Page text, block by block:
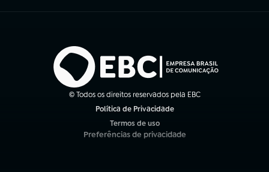
© Todos os direitos reservados pela EBC
Política de Privacidade
Termos de uso
(abre em nova aba)
Preferências de privacidade